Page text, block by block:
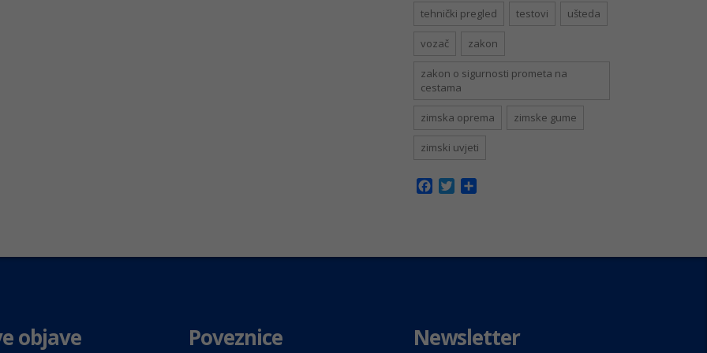
tehnički pregled testovi ušteda
vozač zakon
zakon o sigurnosti prometa na
cestama
zimska oprema zimske gume
zimski uvjeti
Facebook
Twitter
objave Poveznice Newsletter